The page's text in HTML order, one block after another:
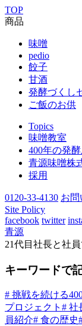
TOP
商品
味噌
pedio
餃子
甘酒
発酵づくし
ご飯のお供
Topics
味噌教室
400年の発
青源味噌株
採用
0120-33-4130 お問
Site Policy
facebook twitter
青源
21代目社長と社
キーワードで
# 挑戦を続ける
プロジェクト # 社
員紹介# 食の歴史